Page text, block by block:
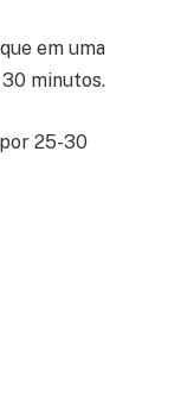
em uma
minutos.
25-30